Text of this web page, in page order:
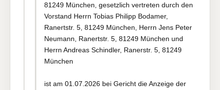
81249 München, gesetzlich vertreten durch den
Vorstand Herrn Tobias Philipp Bodamer,
Ranertstr. 5, 81249 München, Herrn Jens Peter
Neumann, Ranertstr. 5, 81249 München und
Herrn Andreas Schindler, Ranerstr. 5, 81249
München
ist am 01.07.2026 bei Gericht die Anzeige der